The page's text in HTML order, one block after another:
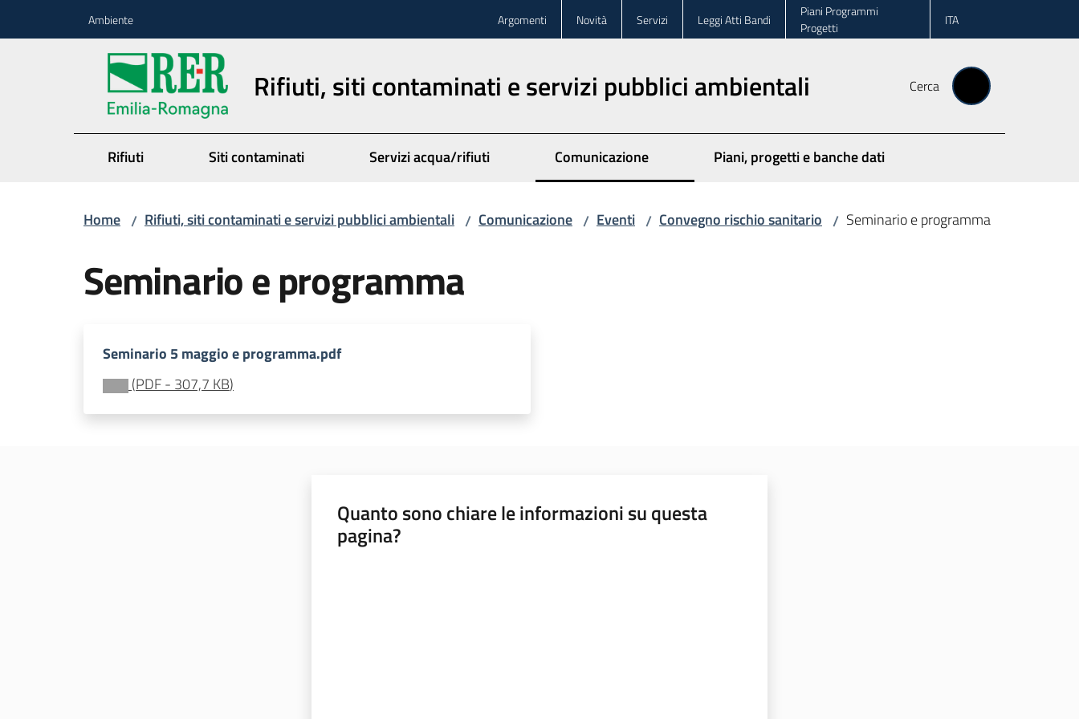
Ambiente Argomenti Novità Servizi Leggi Atti Bandi
Piani Programmi
Progetti
ITA
Rifiuti, siti contaminati e servizi pubblici ambientali Cerca
Rifiuti Siti contaminati Servizi acqua/rifiuti Comunicazione Piani, progetti e banche dati
Home / Rifiuti, siti contaminati e servizi pubblici ambientali / Comunicazione / Eventi / Convegno rischio sanitario / Seminario e programma
Seminario e programma
Seminario 5 maggio e programma.pdf
(PDF- 307,7 KB)
Quanto sono chiare le informazioni su questa
pagina?